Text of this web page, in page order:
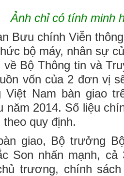
Ảnh chỉ có tính minh
Bưu chính Viễn
bộ máy, nhân sự
về Bộ Thông tin và
vốn của 2 đơn vị
Việt Nam bàn giao
năm 2014. Số liệu
quy định.
giao, Bộ trưởng
Son nhấn mạnh,
trương, chính